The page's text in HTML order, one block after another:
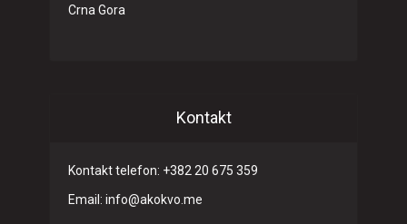
Crna Gora
Kontakt
Kontakt telefon: +382 20 675 359
Email: info@akokvo.me